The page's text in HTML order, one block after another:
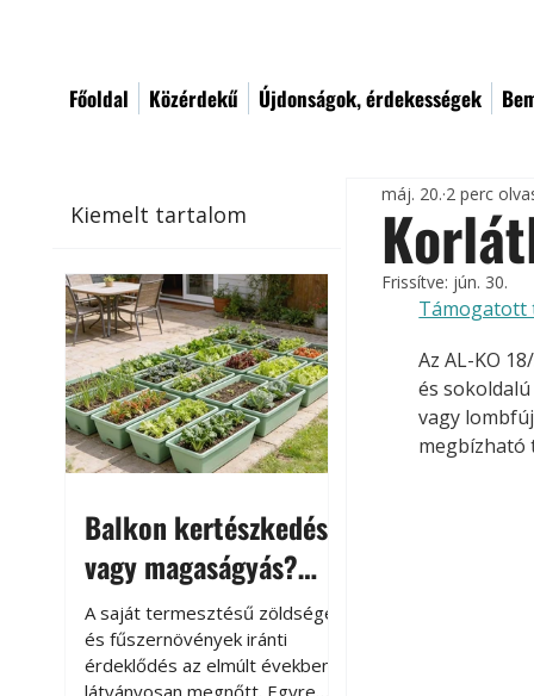
Főoldal Közérdekű Újdonságok, érdekességek
Kiemelt tartalom
Balkon kertészkedés
vagy magaságyás?
Helytakarékos
kertészkedés
A saját termesztésű zöldségek
és fűszernövények iránti
érdeklődés az elmúlt években
látványosan megnőtt. Egyre
máj. 20. 2 perc
Frissítve: jún. 30.
Támogatott
Az AL-KO
és
vagy
megbízható